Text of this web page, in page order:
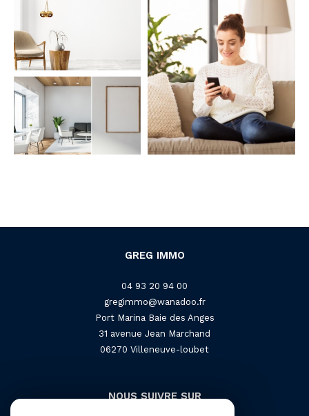
GREG IMMO
04 93 20 94 00
gregimmo@wanadoo.fr
Port Marina Baie des Anges
31 avenue Jean Marchand
06270
villeneuve-loubet
NOUS SUIVRE SUR